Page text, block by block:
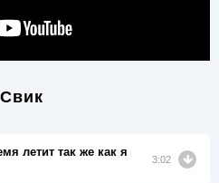
летит так же как я
3:02